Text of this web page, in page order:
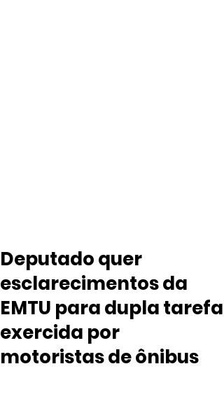
Deputado quer
esclarecimentos da
EMTU para dupla tarefa
exercida por
motoristas de ônibus